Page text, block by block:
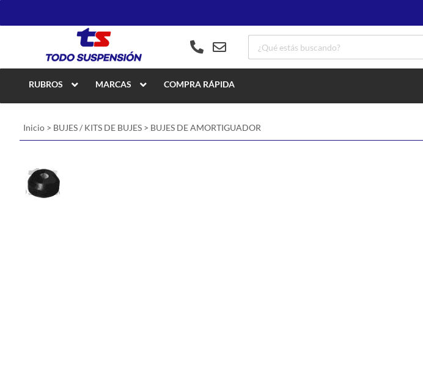
RUBROS MARCAS COMPRA RÁPIDA
Inicio > BUJES / KITS DE BUJES > BUJES DE AMORTIGUADOR